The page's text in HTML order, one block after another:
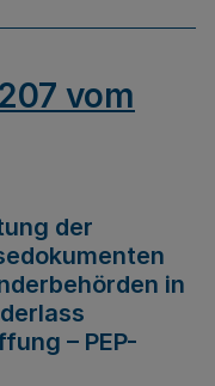
vom
der
in
– PEP-